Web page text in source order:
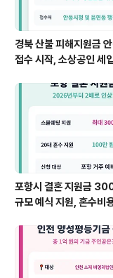
경북 산불 피해지원금
접수 시작, 소상공인 세
포항시 결혼 지원금
규모 예식 지원, 혼수비